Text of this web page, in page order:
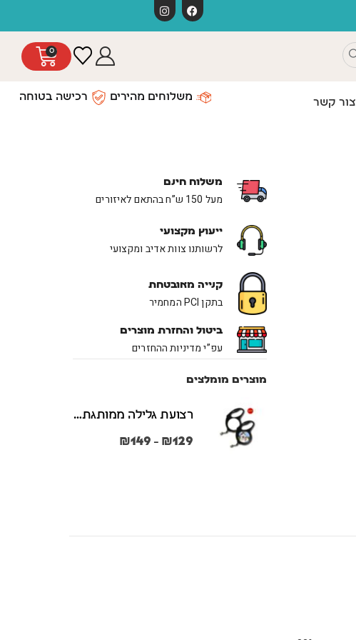
0
צור קשר משלוחים מהירים רכישה בטוחה
משלוח חינם
מעל 150 ש”ח בהתאם לאיזורים
ייעוץ מקצועי
לרשותנו צוות אדיב ומקצועי
קנייה מאובטחת
בתקן PCI המחמיר
ביטול והחזרת מוצרים
עפ”י מדיניות ההחזרים
מוצרים מומלצים
רצועת גלילה ממותגת משני הצדדים צבע שחור במידות S + M
₪129
–
₪149